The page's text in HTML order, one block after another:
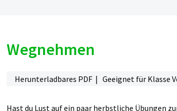
Wegnehmen
Herunterladbares PDF | Geeignet für Klasse
Hast du Lust auf ein paar herbstliche Übungen